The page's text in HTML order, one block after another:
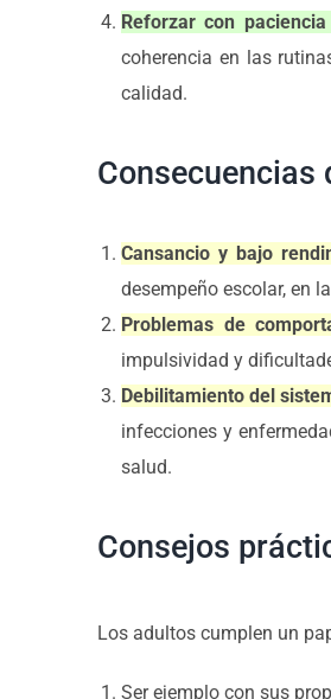
Reforzar con
coherencia en las
calidad.
Consecuencias
Cansancio y bajo
desempeño escolar, en
Problemas de
impulsividad y
Debilitamiento del
infecciones y
salud.
Consejos
Los adultos cumplen un
Ser ejemplo con sus